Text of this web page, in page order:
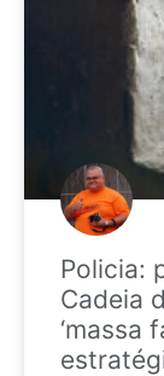
Policia:
Cadeia
‘massa